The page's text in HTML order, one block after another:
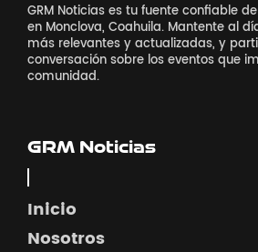
GRM Noticias es tu fuente confiable
en Monclova, Coahuila. Mantente al
más relevantes y actualizadas, y
conversación sobre los eventos que
comunidad.
GRM Noticias
Inicio
Nosotros